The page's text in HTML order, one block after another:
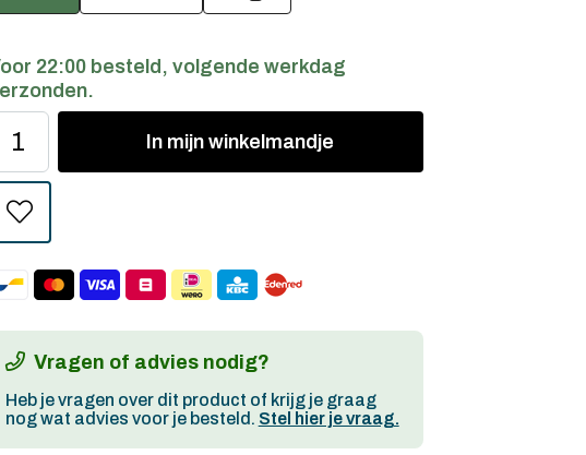
22:00 besteld, volgende werkdag
In mijn winkelmandje
Vragen of advies nodig?
Heb je vragen over dit product of krijg je graag
nog wat advies voor je besteld. Stel hier je vraag.